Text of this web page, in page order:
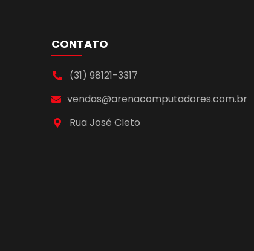
CONTATO
(31) 98121-3317
vendas@arenacomputadores.com.br
Rua José Cleto